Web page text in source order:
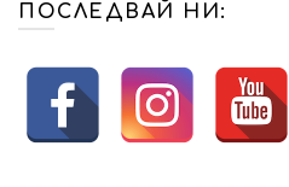
ПОСЛЕДВАЙ НИ: